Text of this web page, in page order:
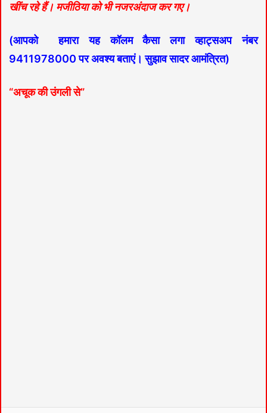
खींच रहे हैं। मजीठिया को भी नजरअंदाज कर गए।
(आपको हमारा यह कॉलम कैसा लगा व्हाट्सअप नंबर
9411978000 पर अवश्य बताएं। सुझाव सादर आमंत्रित)
“अचूक की उंगली से”